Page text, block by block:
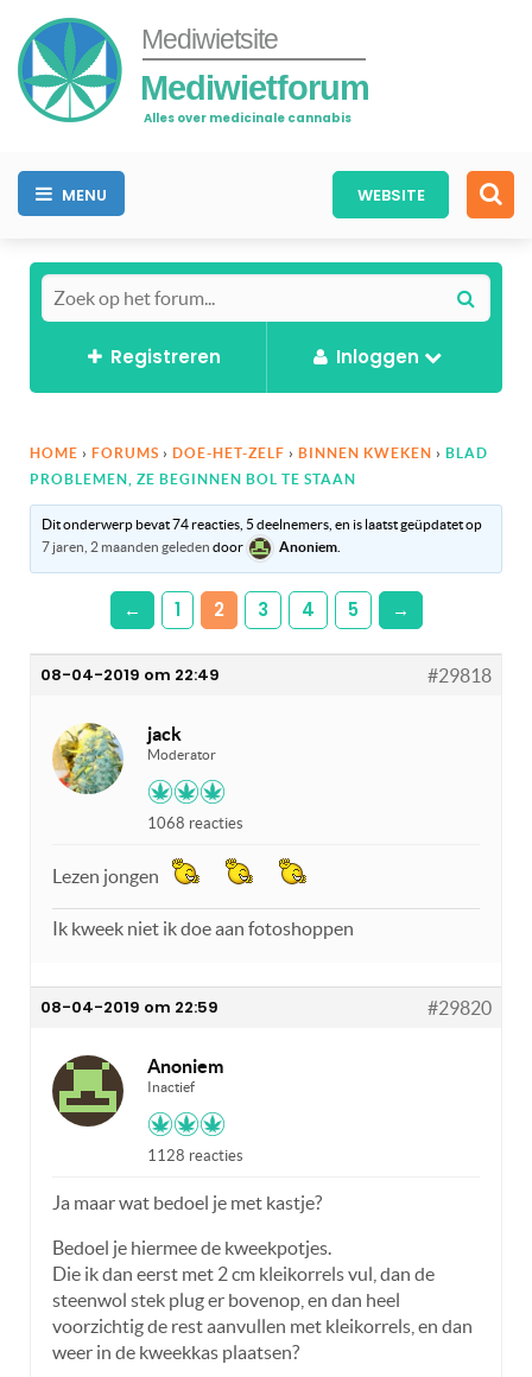
Mediwietsite
Mediwietforum
Alles over medicinale cannabis
MENU WEBSITE
Registreren Inloggen
HOME › FORUMS › DOE-HET-ZELF › BINNEN KWEKEN › BLAD
PROBLEMEN, ZE BEGINNEN BOL TE STAAN
Dit onderwerp bevat 74 reacties, 5 deelnemers, en is laatst geüpdatet op
7 jaren, 2 maanden geleden door Anoniem
← 1 2 3 4 5 →
08-04-2019 om 22:49 #29818
jack
Moderator
1068 reacties
Lezen jongen
Ik kweek niet ik doe aan fotoshoppen
08-04-2019 om 22:59 #29820
Anoniem
Inactief
1128 reacties
Ja maar wat bedoel je met kastje?
Bedoel je hiermee de kweekpotjes.
Die ik dan eerst met 2 cm kleikorrels vul, dan de
steenwol stek plug er bovenop, en dan heel
voorzichtig de rest aanvullen met kleikorrels, en dan
weer in de kweekkas plaatsen?